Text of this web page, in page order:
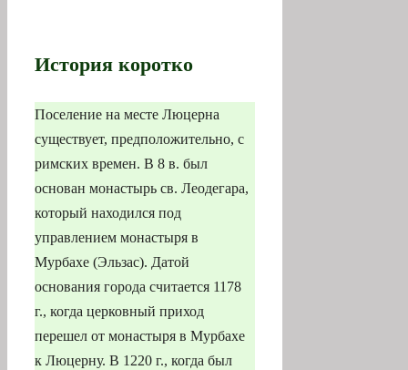
История коротко
Поселение на месте Люцерна
существует, предположительно, с
римских времен. В 8 в. был
основан монастырь св. Леодегара,
который находился под
управлением монастыря в
Мурбахе (Эльзас). Датой
основания города считается 1178
г., когда церковный приход
перешел от монастыря в Мурбахе
к Люцерну. В 1220 г., когда был